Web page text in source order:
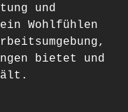
und
Wohlfühlen
bietet und